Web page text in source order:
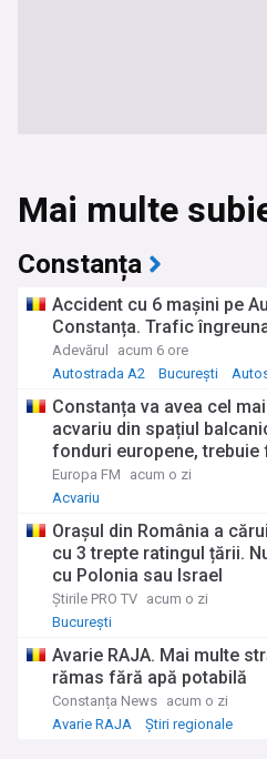
Mai multe
Constanța
Accident cu 6 mașini pe
Constanța. Trafic
Adevărul
acum 6 ore
Autostrada A2
București
Constanța va avea cel
acvariu din spațiul
fonduri europene, trebuie
Galerie Foto
Europa FM
acum o zi
Acvariu
Orașul din România a
cu 3 trepte ratingul țării.
cu Polonia sau Israel
Știrile PRO TV acum o zi
București
Avarie RAJA. Mai multe
rămas fără apă potabilă
Constanța News acum o zi
Avarie RAJA
Știri regionale